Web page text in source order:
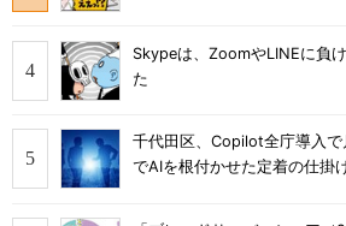
Skypeは、ZoomやLINEに負
た
千代田区、Copilot全庁導入
でAIを根付かせた定着の仕掛